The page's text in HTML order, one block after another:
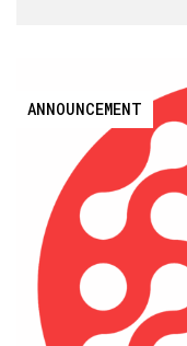
ANNOUNCEMENT